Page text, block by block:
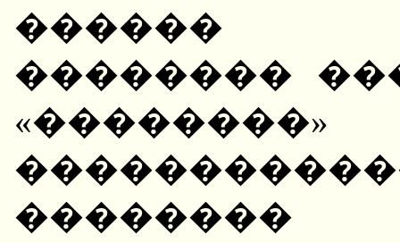
������
��������